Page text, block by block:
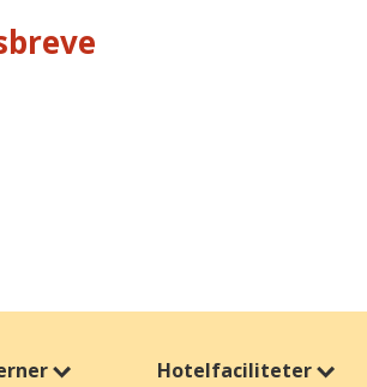
hver uge.
Hotelfaciliteter